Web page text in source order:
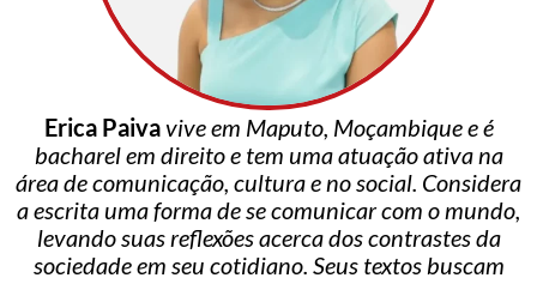
Erica Paivavive em Maputo, Moçambique e é
bacharel em direito e tem uma atuação ativa na
área de comunicação, cultura e no social. Considera
a escrita uma forma de se comunicar com o mundo,
levando suas reflexões acerca dos contrastes da
sociedade em seu cotidiano. Seus textos buscam